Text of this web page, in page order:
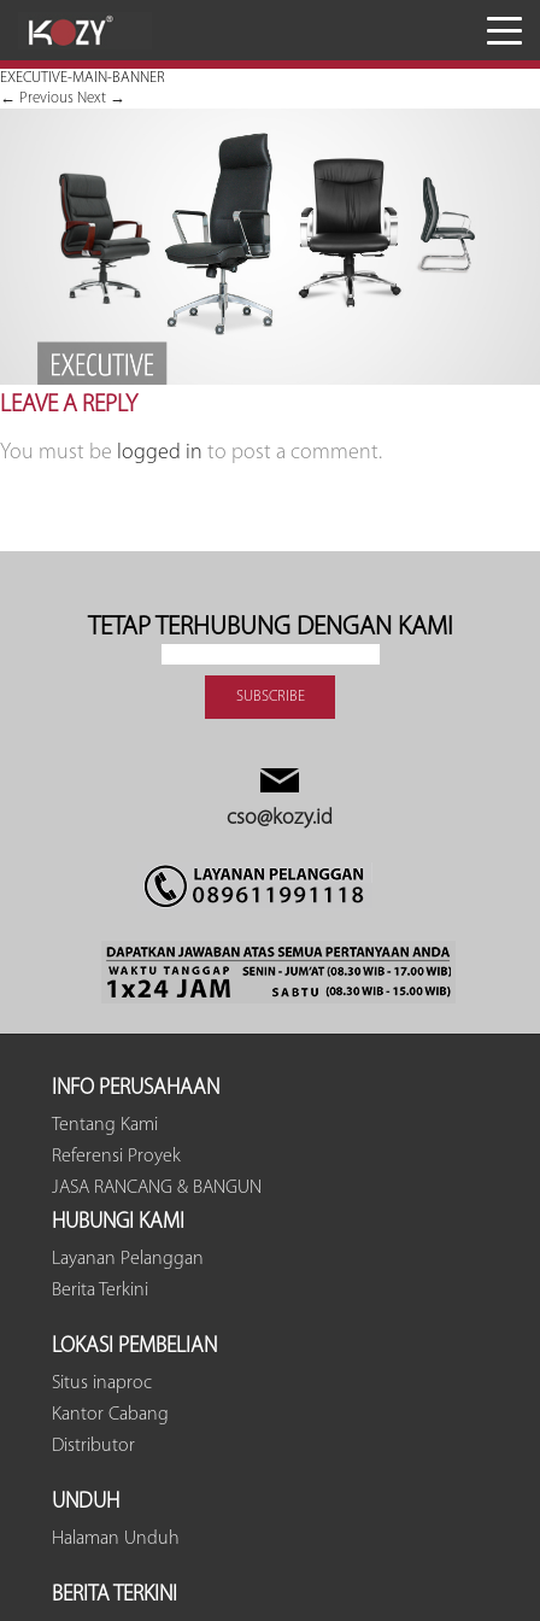
EXECUTIVE-MAIN-BANNER
← Previous Next →
LEAVE A REPLY
You must be logged in to post a comment.
TETAP TERHUBUNG DENGAN KAMI
cso@kozy.id
INFO PERUSAHAAN
Tentang Kami
Referensi Proyek
JASA RANCANG & BANGUN
HUBUNGI KAMI
Layanan Pelanggan
Berita Terkini
LOKASI PEMBELIAN
Situs inaproc
Kantor Cabang
Distributor
UNDUH
Halaman Unduh
BERITA TERKINI
Penyimpanan
JASA RANCANG & BANGUN
Inaproc Site